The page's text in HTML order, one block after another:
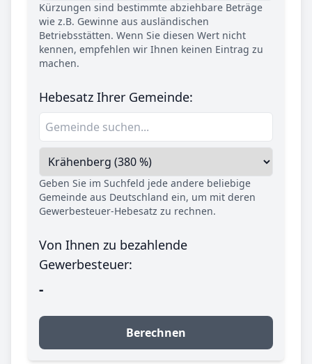
Kürzungen sind bestimmte abziehbare Beträge
wie z.B. Gewinne aus ausländischen
Betriebsstätten. Wenn Sie diesen Wert nicht
kennen, empfehlen wir Ihnen keinen Eintrag zu
machen.
Hebesatz Ihrer Gemeinde:
Geben Sie im Suchfeld jede andere beliebige
Gemeinde aus Deutschland ein, um mit deren
Gewerbesteuer-Hebesatz zu rechnen.
Von Ihnen zu bezahlende
Gewerbesteuer:
-
Berechnen